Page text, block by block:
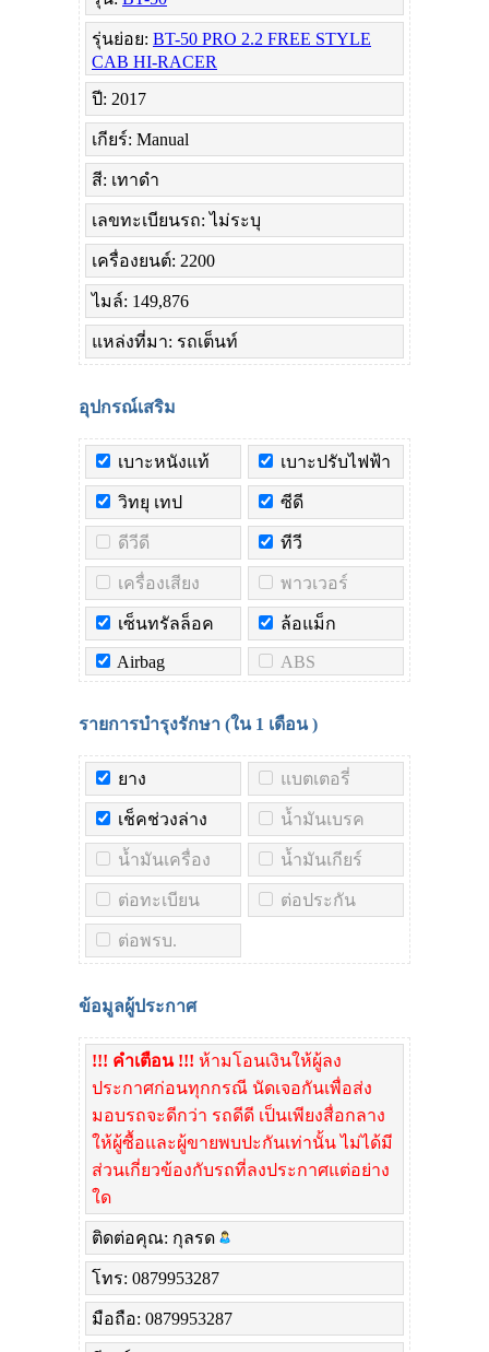
รุ่นย่อย: BT-50 PRO 2.2 FREE STYLE
CAB HI-RACER
ปี: 2017
เกียร์: Manual
สี: เทาดำ
เลขทะเบียนรถ: ไม่ระบุ
เครื่องยนต์: 2200
ไมล์: 149,876
แหล่งที่มา: รถเต็นท์
อุปกรณ์เสริม
เบาะหนังแท้ เบาะปรับไฟฟ้า
วิทยุ เทป ซีดี
ดีวีดี ทีวี
เครื่องเสียง พาวเวอร์
เซ็นทรัลล็อค ล้อแม็ก
Airbag ABS
รายการบำรุงรักษา (ใน 1 เดือน)
ยาง แบตเตอรี่
เช็คช่วงล่าง น้ำมันเบรค
น้ำมันเครื่อง น้ำมันเกียร์
ต่อทะเบียน ต่อประกัน
ต่อพรบ.
ข้อมูลผู้ประกาศ
!!! คำเตือน !!! ห้ามโอนเงินให้ผู้ลง
ประกาศก่อนทุกกรณี นัดเจอกันเพื่อส่ง
มอบรถจะดีกว่า รถดีดี เป็นเพียงสื่อกลาง
ให้ผู้ซื้อและผู้ขายพบปะกันเท่านั้น ไม่ได้มี
ส่วนเกี่ยวข้องกับรถที่ลงประกาศแต่อย่าง
ใด
ติดต่อคุณ: กุลรด
โทร: 0879953287
มือถือ: 0879953287